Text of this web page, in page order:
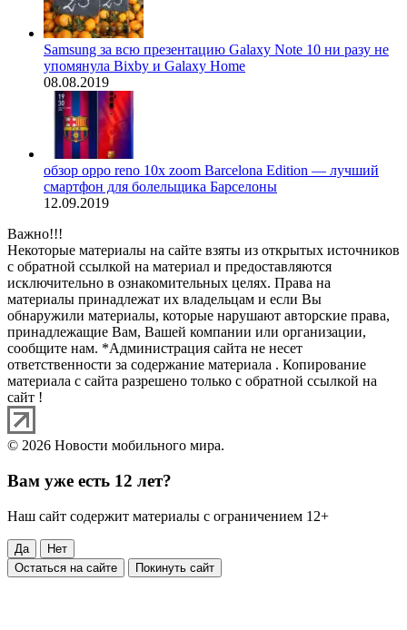
Samsung за всю презентацию Galaxy Note 10 ни разу не
упомянула Bixby и Galaxy Home
08.08.2019
обзор oppo reno 10x zoom Barcelona Edition — лучший
смартфон для болельщика Барселоны
12.09.2019
Важно!!!
Некоторые материалы на сайте взяты из открытых источников
с обратной ссылкой на материал и предоставляются
исключительно в ознакомительных целях. Права на
материалы принадлежат их владельцам и если Вы
обнаружили материалы, которые нарушают авторские права,
принадлежащие Вам, Вашей компании или организации,
сообщите нам. *Администрация сайта не несет
ответственности за содержание материала . Копирование
материала с сайта разрешено только с обратной ссылкой на
сайт !
© 2026 Новости мобильного мира.
Вам уже есть 12 лет?
Наш сайт содержит материалы с ограничением 12+
Да
Нет
Остаться на сайте
Покинуть сайт